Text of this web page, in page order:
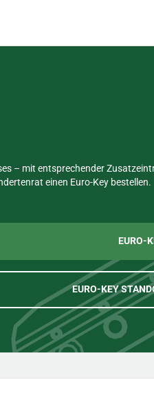
– mit entsprechender
einen Euro-Key bestellen.
EURO-
EURO-KEY